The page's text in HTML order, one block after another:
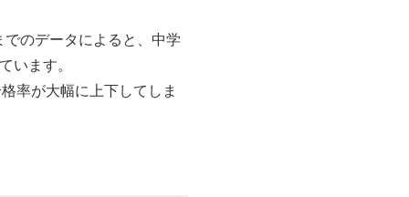
のデータによると、中学
います。
率が大幅に上下してしま